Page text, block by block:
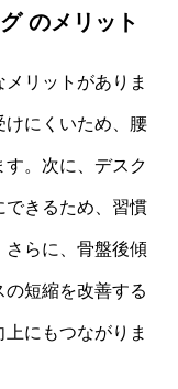
のメリット
リットがありま
けにくいため、腰
。次に、デスク
できるため、習慣
らに、骨盤後傾
短縮を改善する
にもつながりま